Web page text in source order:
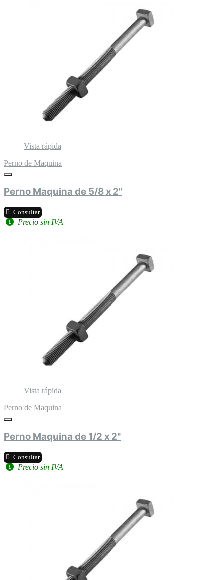
Vista rápida
Perno de Maquina
Perno Maquina de 5/8 x 2"
Consultar
Precio sin IVA
Vista rápida
Perno de Maquina
Perno Maquina de 1/2 x 2"
Consultar
Precio sin IVA